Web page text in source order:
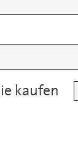
kaufen